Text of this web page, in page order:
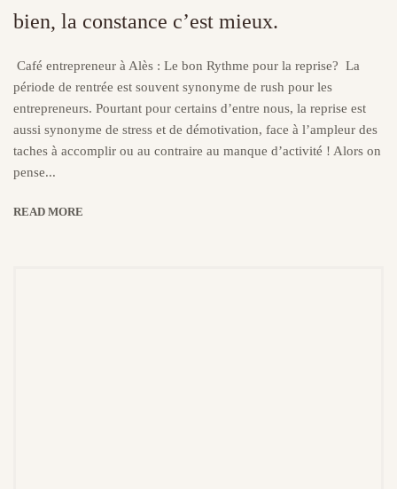
bien, la constance c’est mieux.
Café entrepreneur à Alès : Le bon Rythme pour la reprise? La
période de rentrée est souvent synonyme de rush pour les
entrepreneurs. Pourtant pour certains d’entre nous, la reprise est
aussi synonyme de stress et de démotivation, face à l’ampleur des
taches à accomplir ou au contraire au manque d’activité ! Alors on
pense...
READ MORE